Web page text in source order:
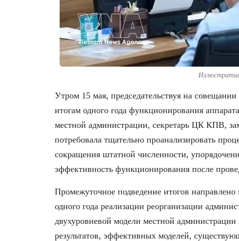
Утром 15 мая, председательствуя на
итогам одного года функционирования
местной администрации, секретарь ЦК КПВ,
потребовала тщательно проанализировать
сокращения штатной численности,
эффективность функционирования после
Промежуточное подведение итогов
одного года реализации реорганизации
двухуровневой модели местной
результатов, эффективных моделей,